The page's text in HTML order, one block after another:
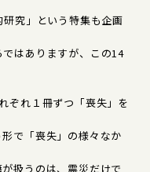
究」という特集も企画
はありますが、この14
ぞれ１冊ずつ「喪失」を
で「喪失」の様々なか
扱うのは、震災だけで